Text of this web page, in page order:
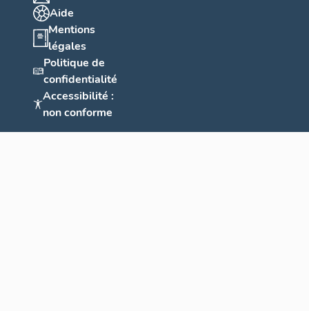
Aide
Mentions
légales
Politique de
confidentialité
Accessibilité :
non conforme